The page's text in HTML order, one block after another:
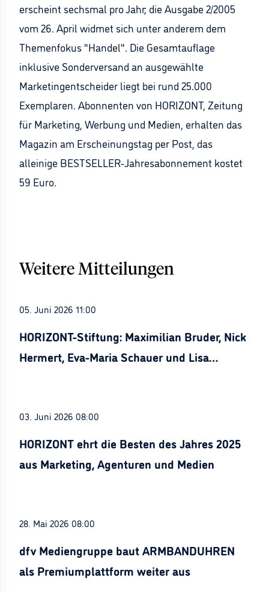
erscheint sechsmal pro Jahr; die Ausgabe 2/2005
vom 26. April widmet sich unter anderem dem
Themenfokus "Handel". Die Gesamtauflage
inklusive Sonderversand an ausgewählte
Marketingentscheider liegt bei rund 25.000
Exemplaren. Abonnenten von HORIZONT, Zeitung
für Marketing, Werbung und Medien, erhalten das
Magazin am Erscheinungstag per Post, das
alleinige BESTSELLER-Jahresabonnement kostet
59 Euro.
Weitere Mitteilungen
05. Juni 2026 11:00
HORIZONT-Stiftung: Maximilian Bruder, Nick
Hermert, Eva-Maria Schauer und Lisa
03. Juni 2026 08:00
HORIZONT ehrt die Besten des Jahres 2025
aus Marketing, Agenturen und Medien
28. Mai 2026 08:00
dfv Mediengruppe baut ARMBANDUHREN
als Premiumplattform weiter aus